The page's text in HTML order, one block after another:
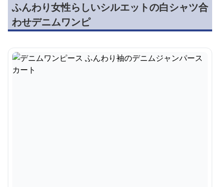
ふんわり女性らしいシルエットの白シャツ合
わせデニムワンピ